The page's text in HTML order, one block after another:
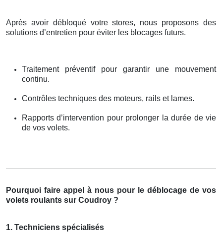
Après avoir débloqué votre stores, nous proposons des
solutions d’entretien pour éviter les blocages futurs.
Traitement préventif pour garantir une mouvement
continu.
Contrôles techniques des moteurs, rails et lames.
Rapports d’intervention pour prolonger la durée de vie
de vos volets.
Pourquoi faire appel à nous pour le déblocage de vos
volets roulants sur Coudroy ?
1. Techniciens spécialisés